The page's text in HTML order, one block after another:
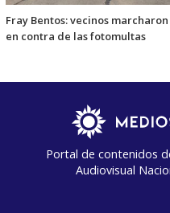
Fray Bentos: vecinos marcharon
en contra de las fotomultas
Portal de contenidos
Audiovisual